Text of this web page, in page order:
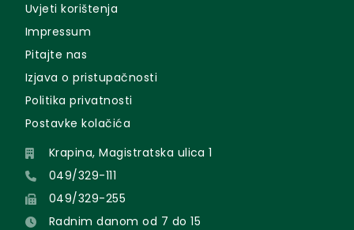
Uvjeti korištenja
Impressum
Pitajte nas
Izjava o pristupačnosti
Politika privatnosti
Postavke kolačića
Krapina, Magistratska ulica 1
049/329-111
049/329-255
Radnim danom od 7 do 15